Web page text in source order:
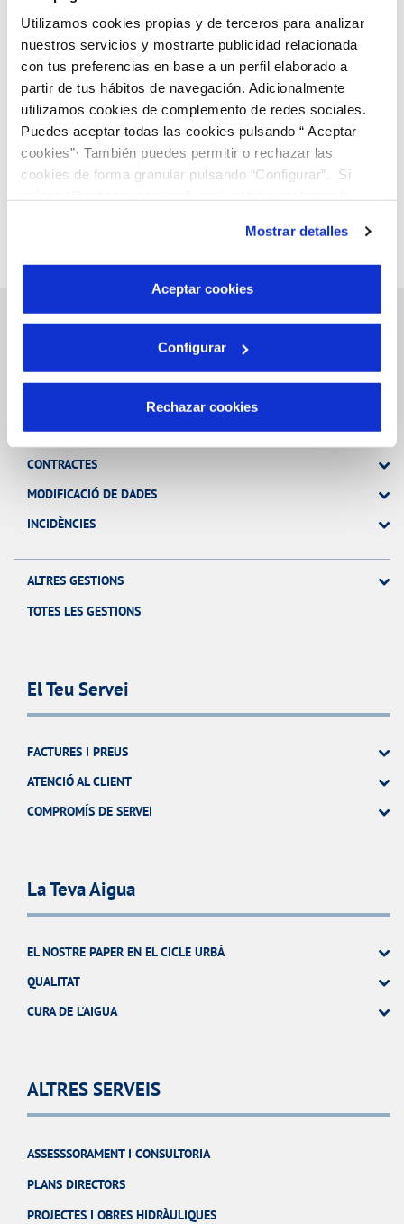
Utilizamos cookies propias y de terceros para analizar
nuestros servicios y mostrarte publicidad relacionada
con tus preferencias en base a un perfil elaborado a
partir de tus hábitos de navegación. Adicionalmente
utilizamos cookies de complemento de redes sociales.
Puedes aceptar todas las cookies pulsando “ Aceptar
cookies”· También puedes permitir o rechazar las
cookies de forma granular pulsando “Configurar”. Si
son indispensables para que el sitio web funcione y que
por tanto no se pueden desactivar. Puedes consultar
más información en nuestraPolítica de Cookies
Mostrar detalles
Aceptar cookies
Configurar
Rechazar cookies
Per correu postal (escriviu CONFIDENCIAL a
l’assumpte): Carrer Raval de Gracia, 38 - 43850
Cambrils
Gestions en Línia
FACTURES, PAGAMENTS I CONSUMS
CONTRACTES
MODIFICACIÓ DE DADES
INCIDÈNCIES
ALTRES GESTIONS
TOTES LES GESTIONS
El Teu Servei
FACTURES I PREUS
ATENCIÓ AL CLIENT
COMPROMÍS DE SERVEI
La Teva Aigua
EL NOSTRE PAPER EN EL CICLE URBÀ
QUALITAT
CURA DE L'AIGUA
ALTRES SERVEIS
ASSESSSORAMENT I CONSULTORIA
PLANS DIRECTORS
PROJECTES I OBRES HIDRÀULIQUES